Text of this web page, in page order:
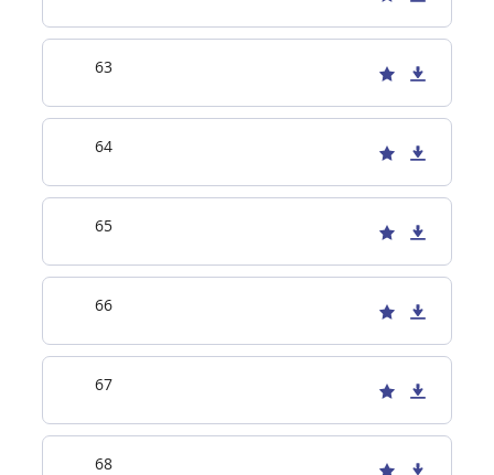
63
64
65
66
67
68